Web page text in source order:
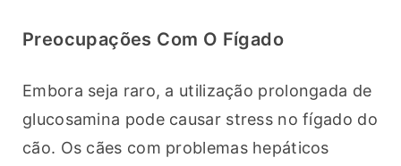
Preocupações Com O Fígado
Embora seja raro, a utilização prolongada de
glucosamina pode causar stress no fígado do
cão. Os cães com problemas hepáticos